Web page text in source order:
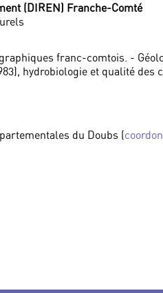
(DIREN) Franche-Comté
franc-comtois. -
hydrobiologie et qualité des
du Doubs (